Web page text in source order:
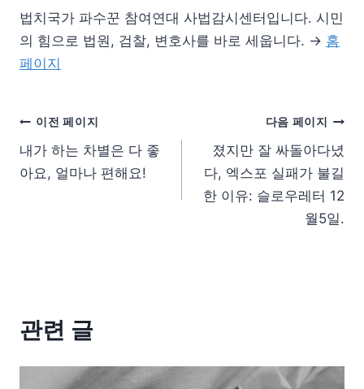
법치국가 파수꾼 참여연대 사법감시센터입니다. 시민
의 힘으로 법원, 검찰, 변호사를 바로 세웁니다. → 홈
페이지
이전 페이지
내가 하는 차별은 다 좋
아요, 얼마나 편해요!
다음 페이지
졌지만 잘 싸돌아다녔
다, 엑스포 실패가 불길
한 이유: 슬로우레터 12
월5일.
관련 글